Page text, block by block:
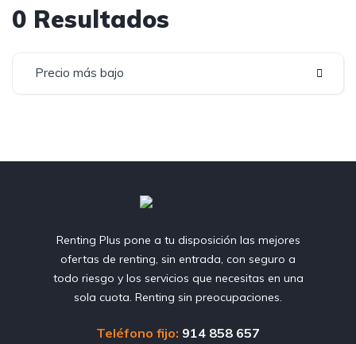
0 Resultados
Precio más bajo
Renting Plus pone a tu disposición las mejores
ofertas de renting, sin entrada, con seguro a
todo riesgo y los servicios que necesitas en una
sola cuota. Renting sin preocupaciones.
Teléfono fijo: 914 858 657